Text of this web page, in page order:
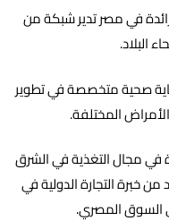
في مصر تدير شبكة من
البلاد.
صحية متخصصة في تطوير
المختلفة.
مجال التغذية في الشرق
وهي تستفيد من خبرة التجارة الدولية في
السوق المصري.